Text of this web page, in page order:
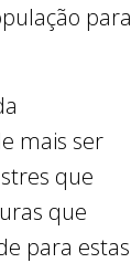
para
mais ser
que
que
para estas